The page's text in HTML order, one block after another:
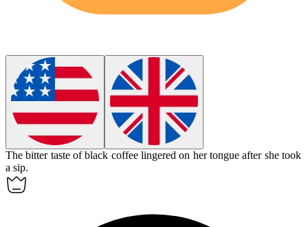
Thebitter taste of black coffee lingered on her tongue after she took
a sip.